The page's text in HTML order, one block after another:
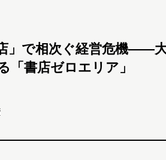
」で相次ぐ経営危機――
「書店ゼロエリア」